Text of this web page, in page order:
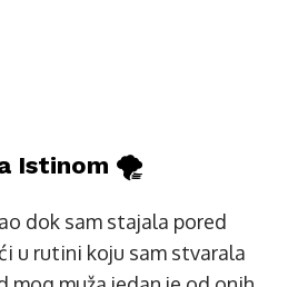
Istinom 🌪️
dok sam stajala pored
u rutini koju sam stvarala